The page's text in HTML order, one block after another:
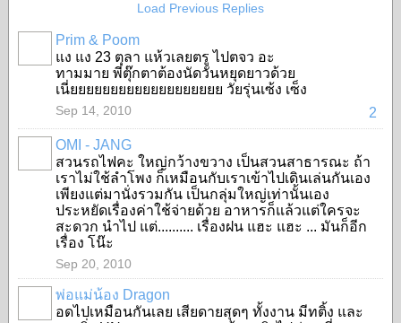
Load Previous Replies
Prim & Poom
แง แง 23 ตุลา แห้วเลยตรู ไปตจว อะ
ทามมาย พี่ตุ๊กตาต้องนัดวันหยุดยาวด้วย
เนี่ยยยยยยยยยยยยยยยยยยย วัยรุ่นเซ้ง เซ็ง
2
Sep 14, 2010
OMI - JANG
สวนรถไฟคะ ใหญ่กว้างขวาง เป็นสวนสาธารณะ ถ้า
เราไม่ใช้ลำโพง ก็เหมือนกับเราเข้าไปเดินเล่นกันเอง
เพียงแต่มานั่งรวมกัน เป็นกลุ่มใหญ่เท่านั้นเอง
ประหยัดเรื่องค่าใช้จ่ายด้วย อาหารก็แล้วแต่ใครจะ
สะดวก นำไป แต่.......... เรื่องฝน แฮะ แฮะ ... มันก็อีก
เรื่อง โน๊ะ
Sep 20, 2010
พ่อแม่น้อง Dragon
อดไปเหมือนกันเลย เสียดายสุดๆ ทั้งงาน มีทติ้ง และ